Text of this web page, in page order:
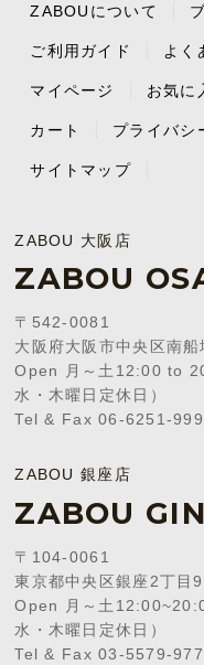
ZABOUについて
ご利用ガイド よく
マイページ お気に
カート プライバシ
サイトマップ
ZABOU 大阪店
ZABOU
〒542-0081
大阪府大阪市中央区南
Open 月～土12:00 to
水・木曜日定休日）
Tel & Fax 06-6251-
ZABOU 銀座店
ZABOU
〒104-0061
東京都中央区銀座2丁目
Open 月～土
水・木曜日定休日）
Tel & Fax 03-5579-